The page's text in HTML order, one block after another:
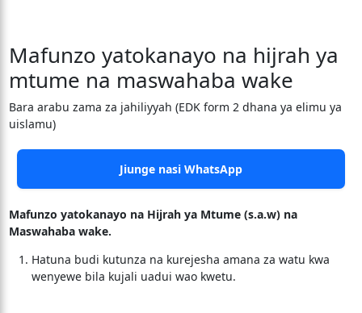
Mafunzo yatokanayo na hijrah ya
mtume na maswahaba wake
Bara arabu zama za jahiliyyah (EDK form 2 dhana ya elimu ya
uislamu)
Jiunge nasi WhatsApp
Mafunzo yatokanayo na Hijrah ya Mtume (s.a.w) na
Maswahaba wake.
Hatuna budi kutunza na kurejesha amana za watu kwa
wenyewe bila kujali uadui wao kwetu.